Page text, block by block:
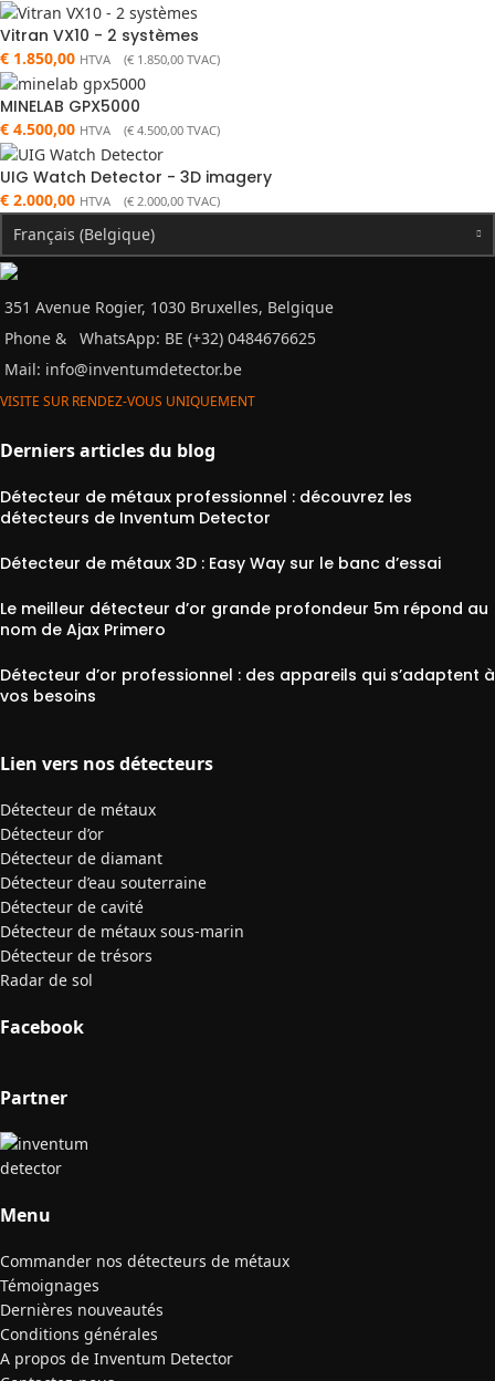
Vitran VX10 - 2 systèmes
€ 1.850,00 HTVA (€ 1.850,00 TVAC)
MINELAB GPX5000
€ 4.500,00 HTVA (€ 4.500,00 TVAC)
UIG Watch Detector - 3D imagery
€ 2.000,00 HTVA (€ 2.000,00 TVAC)
Français (Belgique)
351 Avenue Rogier, 1030 Bruxelles, Belgique
Phone &
WhatsApp: BE (+32) 0484676625
Mail: info@inventumdetector.be
VISITE SUR RENDEZ-VOUS UNIQUEMENT
Derniers articles du blog
Détecteur de métaux professionnel : découvrez les
détecteurs de Inventum Detector
Détecteur de métaux 3D : Easy Way sur le banc d’essai
Le meilleur détecteur d’or grande profondeur 5m répond au
nom de Ajax Primero
Détecteur d’or professionnel : des appareils qui s’adaptent à
vos besoins
Lien vers nos détecteurs
Détecteur de métaux
Détecteur d’or
Détecteur de diamant
Détecteur d’eau souterraine
Détecteur de cavité
Détecteur de métaux sous-marin
Détecteur de trésors
Radar de sol
Facebook
Partner
Menu
Commander nos détecteurs de métaux
Témoignages
Dernières nouveautés
Conditions générales
A propos de Inventum Detector